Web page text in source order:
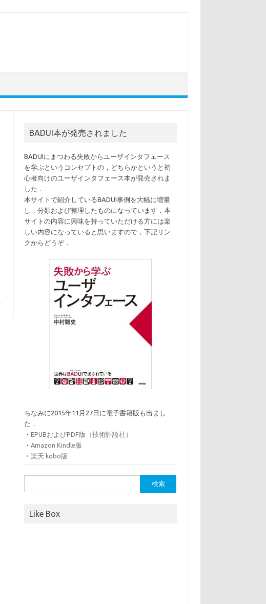
BADUI本が発売されました
BADUIにまつわる失敗からユーザインタフェース
を学ぶというコンセプトの，どちらかというと初
心者向けのユーザインタフェース本が発売されま
した．
本サイトで紹介しているBADUI事例を大幅に増量
し，分類および整理したものになっています．本
サイトの内容に興味を持っていただける方には楽
しい内容になっていると思いますので，下記リン
クからどうぞ．
ちなみに2015年11月27日に電子書籍版も出まし
た．
・EPUBおよびPDF版（技術評論社）
・Amazon Kindle版
・楽天 kobo版
索:
Like Box